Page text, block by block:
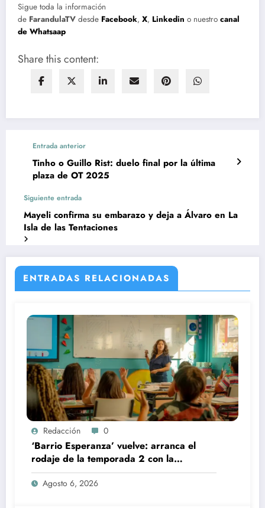
Sigue toda la información
de FarandulaTV desde Facebook, X, Linkedin o nuestro canal
de Whatsaap
Share this content:
Entrada anterior
Tinho o Guillo Rist: duelo final por la última
plaza de OT 2025
Siguiente entrada
Mayeli confirma su embarazo y deja a Álvaro en La
Isla de las Tentaciones
ENTRADAS RELACIONADAS
Redacción 0
‘Barrio Esperanza’ vuelve: arranca el
rodaje de la temporada 2 con la
incorporación de María Castro
Agosto 6, 2026